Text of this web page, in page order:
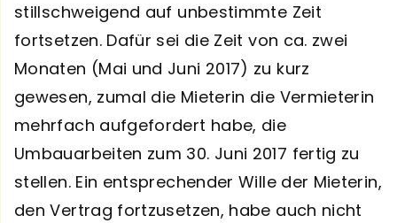
stillschweigend auf unbestimmte Zeit
fortsetzen. Dafür sei die Zeit von ca. zwei
Monaten (Mai und Juni 2017) zu kurz
gewesen, zumal die Mieterin die Vermieterin
mehrfach aufgefordert habe, die
Umbauarbeiten zum 30. Juni 2017 fertig zu
stellen. Ein entsprechender Wille der Mieterin,
den Vertrag fortzusetzen, habe auch nicht